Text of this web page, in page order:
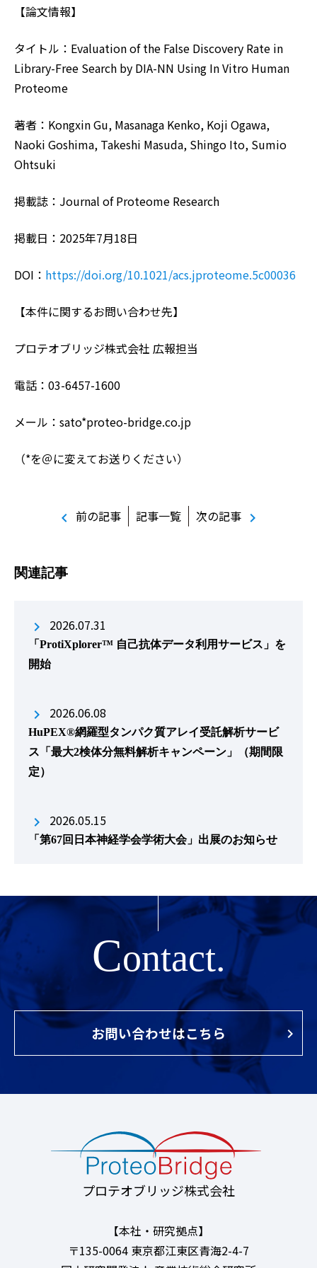
【論文情報】
タイトル：Evaluation of the False Discovery Rate in
Library-Free Search by DIA-NN Using In Vitro Human
Proteome
著者：Kongxin Gu, Masanaga Kenko, Koji Ogawa,
Naoki Goshima, Takeshi Masuda, Shingo Ito, Sumio
Ohtsuki
掲載誌：Journal of Proteome Research
掲載日：2025年7月18日
DOI： https://doi.org/10.1021/acs.jproteome.5c00036
【本件に関するお問い合わせ先】
プロテオブリッジ株式会社 広報担当
電話：03-6457-1600
メール：sato*proteo-bridge.co.jp
（*を＠に変えてお送りください）
chevron_left 前の記事 記事一覧 次の記事 chevron_right
関連記事
2026.07.31
「ProtiXplorer™ 自己抗体データ利用サービス」を
開始
2026.06.08
HuPEX®網羅型タンパク質アレイ受託解析サービ
ス「最大2検体分無料解析キャンペーン」（期間限
定）
2026.05.15
「第67回日本神経学会学術大会」出展のお知らせ
Contact.
お問い合わせはこちら
プロテオブリッジ株式会社
【本社・研究拠点】
〒135-0064 東京都江東区青海2-4-7